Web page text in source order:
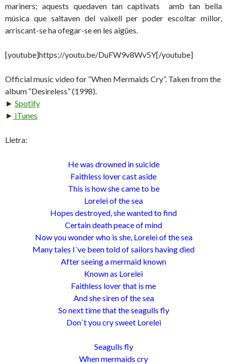
mariners; aquests quedaven tan captivats amb tan bella
música que saltaven del vaixell per poder escoltar millor,
arriscant-se ha ofegar-se en les aigües.
[youtube]https://youtu.be/DuFW9v8Wv5Y[/youtube]
Official music video for “When Mermaids Cry”. Taken from the
album “Desireless” (1998).
► Spotify
► iTunes
Lletra:
He was drowned in suicide
Faithless lover cast aside
This is how she came to be
Lorelei of the sea
Hopes destroyed, she wanted to find
Certain death peace of mind
Now you wonder who is she, Lorelei of the sea
Many tales I´ve been told of sailors having died
After seeing a mermaid known
Known as Lorelei
Faithless lover that is me
And she siren of the sea
So next time that the seagulls fly
Don´t you cry sweet Lorelei
Seagulls fly
When mermaids cry